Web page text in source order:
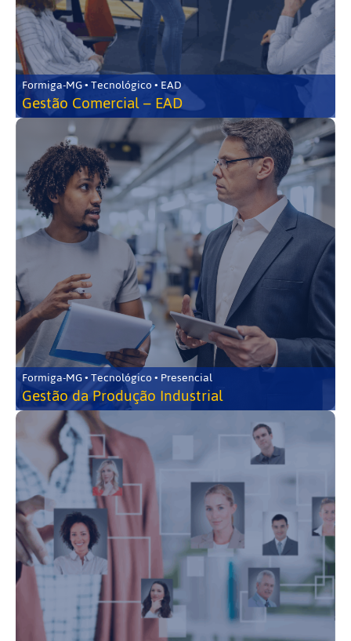
Formiga-MG • Tecnológico • EAD
Gestão Comercial – EAD
Formiga-MG • Tecnológico • Presencial
Gestão da Produção Industrial